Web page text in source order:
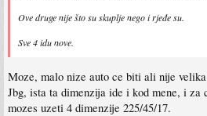
Ove druge nije što su skuplje nego i rjeđe su.
Sve 4 idu nove.
Moze, malo nize auto ce biti ali nije
Jbg, ista ta dimenzija ide i kod mene, i za
mozes uzeti 4 dimenzije 225/45/17.